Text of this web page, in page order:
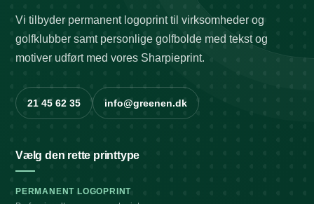
Vi tilbyder permanent logoprint til virksomheder og
golfklubber samt personlige golfbolde med tekst og
motiver udført med vores Sharpieprint.
21 45 62 35 info@greenen.dk
Vælg den rette printtype
PERMANENT LOGOPRINT